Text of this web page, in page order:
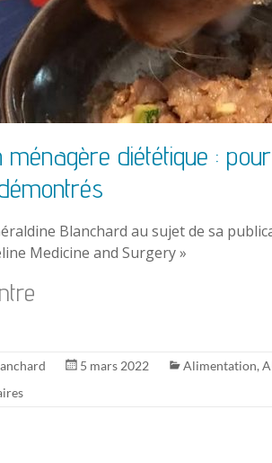
ménagère diététique :
Blanchard au sujet de sa
Medicine and Surgery »
5 mars 2022 Alimentation,